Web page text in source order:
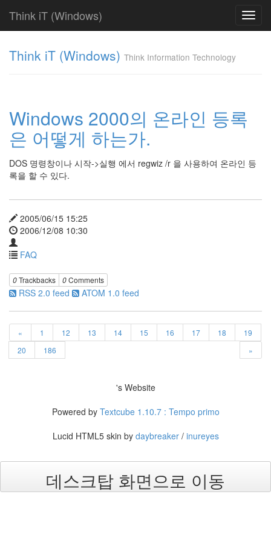
Think iT (Windows)
Think iT (Windows) Think Information Technology
Windows 2000의 온라인 등록
은 어떻게 하는가.
DOS 명령창이나 시작->실행 에서 regwiz /r 을 사용하여 온라인 등
록을 할 수 있다.
2005/06/15 15:25
2006/12/08 10:30
FAQ
0Trackbacks 0Comments
RSS 2.0 feed ATOM 1.0 feed
« 1 12 13 14 15 16 17 18
19
20
186 »
FAQ
186
Web
19
IIS
IIS
5.0
IIS
19
DNS
3
Mail
Server
Exchange
Exchange
Firewall
ISA
's Website
Powered by Textcube 1.10.7 : Tempo primo
Lucid HTML5 skin by daybreaker/ inureyes
데스크탑 화면으로 이동